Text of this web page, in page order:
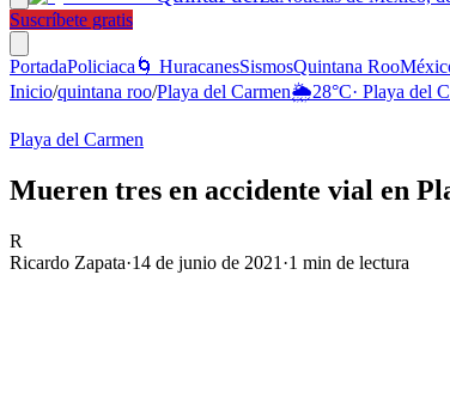
Suscríbete gratis
PortadaPoliciaca 🌀 HuracanesSismosQuintana Roo
Inicio/quintana roo/Playa del Carmen🌦️28°C· Playa del
Playa del Carmen
Mueren tres en accidente vial en
R
Ricardo Zapata·14 de junio de 2021 ·1 min de lectura